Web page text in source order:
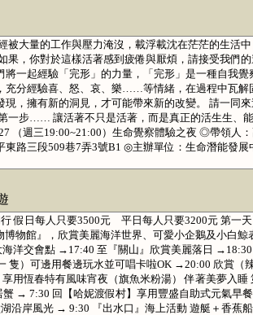
被大量的工作與壓力淹沒，載浮載沈在茫茫的生活
，你對於這樣活著感到疲倦與厭煩，請接受我們的
一起經驗「完形」的力量，「完形」是一種自我覺
充分經驗喜、怒、哀、樂……等情緒，在過程中瓦解
，擁有新的洞見，才可能帶來新的改變。 請一同
一步…… 讓活著不只是活著，而是真正的活生生、
（週三19:00~21:00）生命覺察體驗之夜 ◎帶領人
路三段509巷7弄3號B1 ◎主辦單位：生命潛能發展
假日每人只要3500元 平日每人只要3200元 第一
物館』，欣賞美麗海洋世界、可愛小企鵝及小白鯨
洋交會點 →17:40 至『關山』欣賞美麗落日
隻）可邊用餐邊玩水並可唱卡啦OK →20:00 欣賞（
用恆春特有風味宵夜（旗魚米粉湯） 伴著美夢入
→ 7:30 回【哈妮渡假村】享用豐盛自助式元氣早
沿岸風光 → 9:30 『出水口』海上活動 遊艇＋香蕉